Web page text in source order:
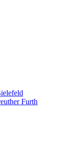
Furth